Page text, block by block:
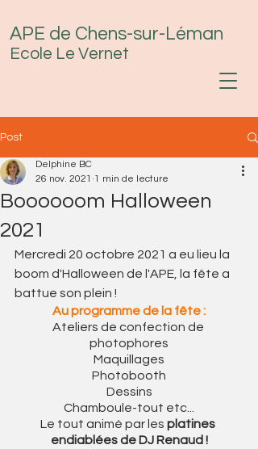
APE de Chens-sur-Léman
Ecole Le Vernet
Post
Boooooom Halloween
2021
Delphine BC
26 nov. 2021 1 min de lecture
Mercredi 20 octobre 2021 a eu lieu la
boom d'Halloween de l'APE, la fête a
battue son plein !
Au programme de la fête :
Ateliers de confection de
photophores
Maquillages
Photobooth
Dessins
Chamboule-tout etc...
Le tout animé par les platines
endiablées de DJ Renaud !